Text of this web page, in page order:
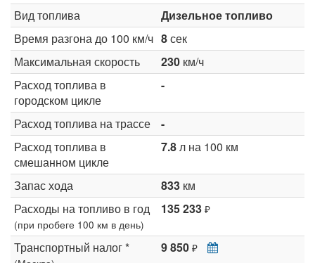
Вид топлива
Дизельное топливо
Время разгона до 100 км/ч 8сек
Максимальная скорость
230 км/ч
Расход топлива в
городском цикле
-
Расход топлива на трассе
-
Расход топлива в
смешанном цикле
7.8л на 100 км
Запас хода 833 км
Расходы на топливо в год
(при пробеге 100 км в день)
135 233 ₽
Транспортный налог * 9 850 ₽